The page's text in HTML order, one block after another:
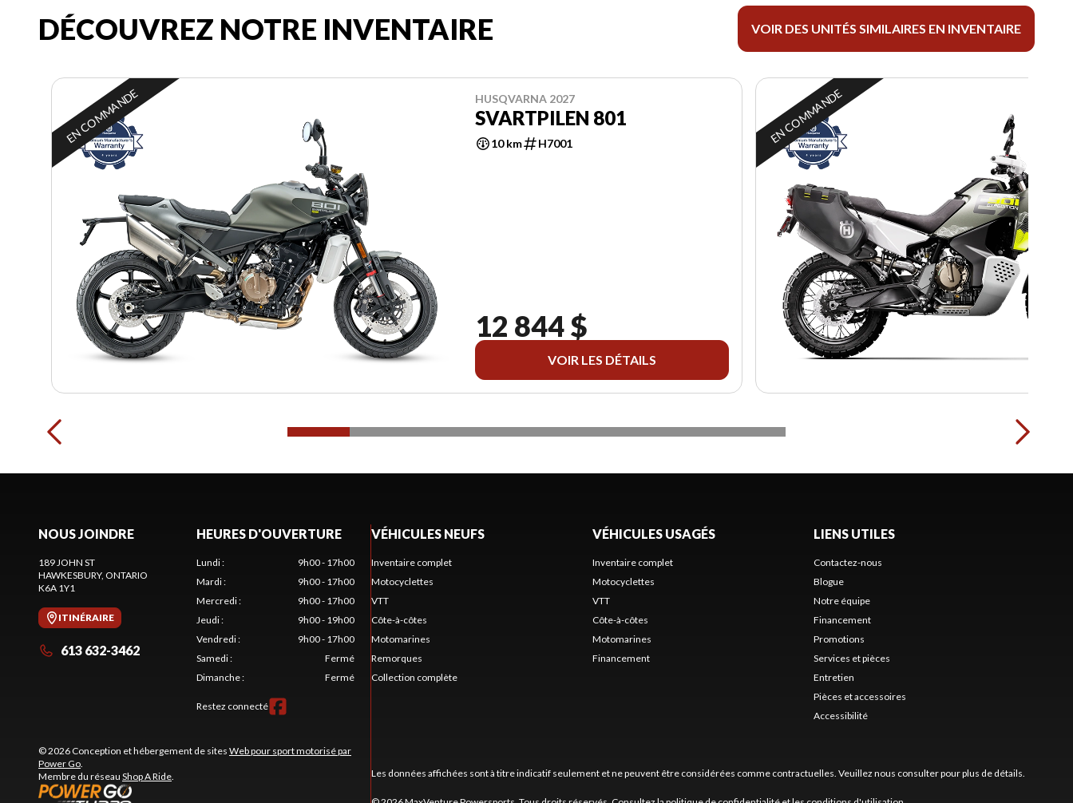
DÉCOUVREZ NOTRE INVENTAIRE VOIR DES UNITÉS SIMILAIRES EN INVENTAIRE
EN COMMANDE HUSQVARNA 2027
SVARTPILEN 801
10 km H7001
12 844 $
VOIR LES DÉTAILS
EN COMMANDE
NOUS JOINDRE
189 JOHN ST
HAWKESBURY, ONTARIO
K6A 1Y1
ITINÉRAIRE
613 632-3462
HEURES D'OUVERTURE
Lundi:
9h00 - 17h00
Mardi:
9h00 - 17h00
Mercredi:
9h00 - 17h00
Jeudi:
9h00 - 19h00
Vendredi:
9h00 - 17h00
Samedi:
Fermé
Dimanche: Fermé
Restez connecté
© 2026 Conception et hébergement de sites Web pour sport motorisé par
Power Go
Membre du réseau Shop A Ride
VÉHICULES NEUFS
Inventaire complet
Motocyclettes
VTT
Côte-à-côtes
Motomarines
Remorques
Collection complète
VÉHICULES USAGÉS
Inventaire complet
Motocyclettes
VTT
Côte-à-côtes
Motomarines
Financement
LIENS UTILES
Contactez-nous
Blogue
Notre équipe
Financement
Promotions
Services et pièces
Entretien
Pièces et accessoires
Accessibilité
Les données affichées sont à titre indicatif seulement et ne peuvent être considérées comme contractuelles. Veuillez nous consulter pour plus de détails.